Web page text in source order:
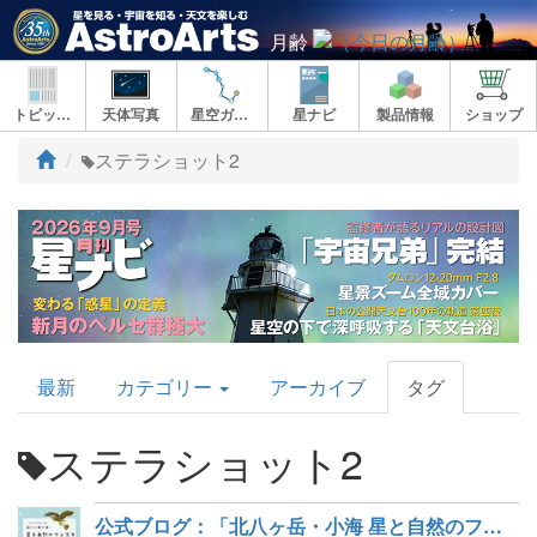
月齢
トピックス 天体写真 星空ガイド 星ナビ 製品情報 ショップ
ト
プ
ステラショット2
AstroArts
Topics
最新 カテゴリー アーカイブ タグ
ステラショット2
公式ブログ：「北八ヶ岳・小海 星と自然のフェスタ（11/13～14）」に出店します